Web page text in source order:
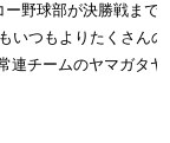
野球部が決勝戦まで
いつもよりたくさんの
連チームのヤマガタヤ